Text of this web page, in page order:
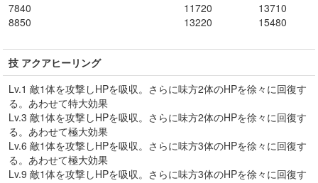
7840
8850
11720
13220
13710
15480
技 アクアヒーリング
Lv.1 敵1体を攻撃しHPを吸収。さらに味方2体のHPを徐々に回復す
る。あわせて特大効果
Lv.3 敵1体を攻撃しHPを吸収。さらに味方2体のHPを徐々に回復す
る。あわせて極大効果
Lv.6 敵1体を攻撃しHPを吸収。さらに味方3体のHPを徐々に回復す
る。あわせて極大効果
Lv.9 敵1体を攻撃しHPを吸収。さらに味方3体のHPを徐々に回復す